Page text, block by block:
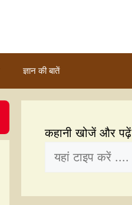
ज्ञान की बातें
कहानी खोजें और पढ़ें